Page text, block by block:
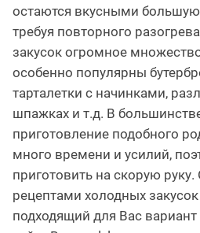
остаются вкусными
требуя повторного
закусок огромное
особенно популярны
тарталетки с начинками,
шпажках и т.д. В
приготовление подобного
много времени и усилий,
приготовить на скорую
рецептами холодных
подходящий для Вас